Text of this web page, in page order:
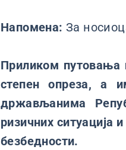
Напомена: За
Приликом путовања
степен опреза, а
држављанима
ризичних
безбедности.